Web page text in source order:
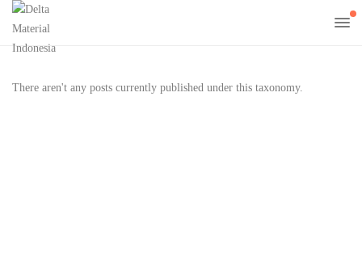
There aren't any posts currently published under this taxonomy.